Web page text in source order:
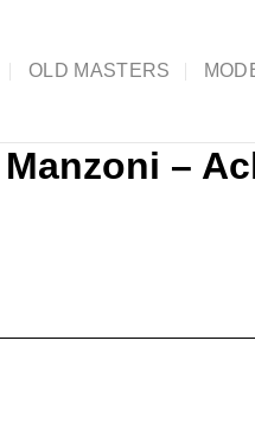
OLD MASTERS
–